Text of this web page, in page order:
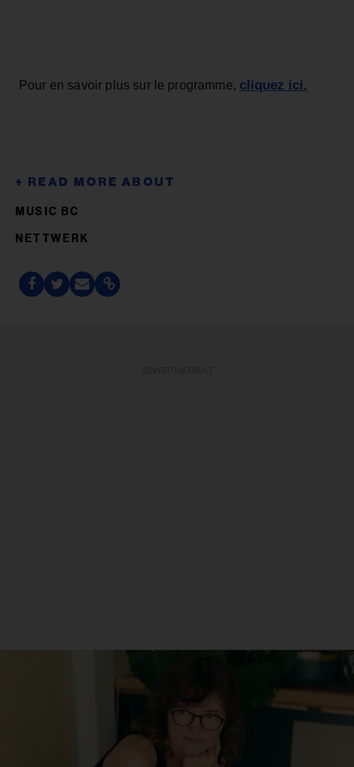
Pour en savoir plus sur le programme, cliquez ici.
MUSIC BC
NETTWERK